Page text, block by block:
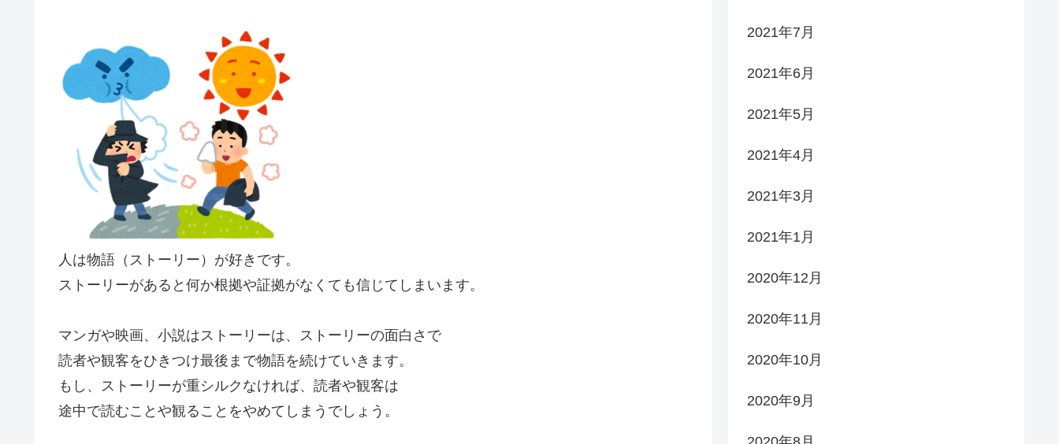
人は物語（ストーリー）が好きです。
ストーリーがあると何か根拠や証拠がなくても信じてしまいます。
マンガや映画、小説はストーリーは、ストーリーの面白さで
読者や観客をひきつけ最後まで物語を続けていきます。
もし、ストーリーが重シルクなければ、読者や観客は
途中で読むことや観ることをやめてしまうでしょう。
2021年7月
2021年6月
2021年5月
2021年4月
2021年3月
2021年1月
2020年12月
2020年11月
2020年10月
2020年9月